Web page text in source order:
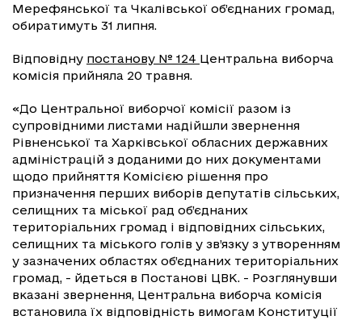
Мерефянської та Чкалівської об’єднаних громад,
обиратимуть 31 липня.
Відповідну постанову № 124 Центральна виборча
комісія прийняла 20 травня.
«До Центральної виборчої комісії разом із
супровідними листами надійшли звернення
Рівненської та Харківської обласних державних
адміністрацій з доданими до них документами
щодо прийняття Комісією рішення про
призначення перших виборів депутатів сільських,
селищних та міської рад об’єднаних
територіальних громад і відповідних сільських,
селищних та міського голів у зв’язку з утворенням
у зазначених областях об’єднаних територіальних
громад, - йдеться в Постанові ЦВК. - Розглянувши
вказані звернення, Центральна виборча комісія
встановила їх відповідність вимогам Конституції